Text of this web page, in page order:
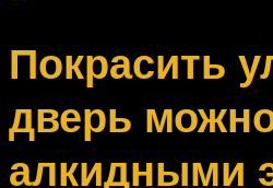
Покрасить
дверь
алкидными